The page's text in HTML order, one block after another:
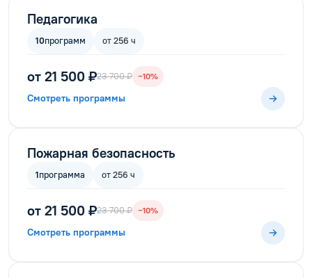
Педагогика
10программ от 256 ч
от 21 500 ₽23 700 ₽ −10%
Смотреть программы
Пожарная безопасность
1программа от 256 ч
от 21 500 ₽23 700 ₽ −10%
Смотреть программы